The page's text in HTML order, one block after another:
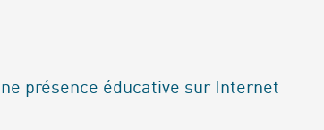
présence éducative sur Internet